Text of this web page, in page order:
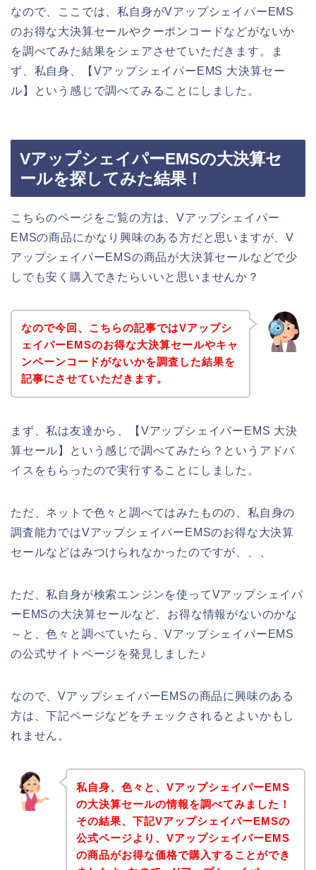
なので、ここでは、私自身がVアップシェイパーEMS
のお得な大決算セールやクーポンコードなどがないか
を調べてみた結果をシェアさせていただきます。ま
ず、私自身、【VアップシェイパーEMS 大決算セー
ル】という感じで調べてみることにしました。
VアップシェイパーEMSの大決算セ
ールを探してみた結果！
こちらのページをご覧の方は、Vアップシェイパー
EMSの商品にかなり興味のある方だと思いますが、V
アップシェイパーEMSの商品が大決算セールなどで少
しでも安く購入できたらいいと思いませんか？
なので今回、こちらの記事ではVアップシ
ェイパーEMSのお得な大決算セールやキャ
ンペーンコードがないかを調査した結果を
記事にさせていただきます。
まず、私は友達から、【VアップシェイパーEMS 大決
算セール】という感じで調べてみたら？というアドバ
イスをもらったので実行することにしました。
ただ、ネットで色々と調べてはみたものの、私自身の
調査能力ではVアップシェイパーEMSのお得な大決算
セールなどはみつけられなかったのですが、、、
ただ、私自身が検索エンジンを使ってVアップシェイパ
ーEMSの大決算セールなど、お得な情報がないのかな
～と、色々と調べていたら、VアップシェイパーEMS
の公式サイトページを発見しました♪
なので、VアップシェイパーEMSの商品に興味のある
方は、下記ページなどをチェックされるとよいかもし
れません。
私自身、色々と、VアップシェイパーEMS
の大決算セールの情報を調べてみました！
その結果、下記VアップシェイパーEMSの
公式ページより、VアップシェイパーEMS
の商品がお得な価格で購入することができ